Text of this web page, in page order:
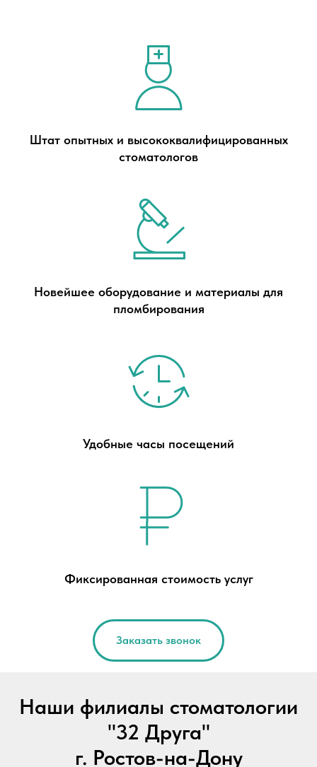
Штат опытных и высококвалифицированных
стоматологов
Новейшее оборудование и материалы для
пломбирования
Удобные часы посещений
Фиксированная стоимость услуг
Заказать звонок
Наши филиалы стоматологии
"32 Друга"
г. Ростов-на-Дону